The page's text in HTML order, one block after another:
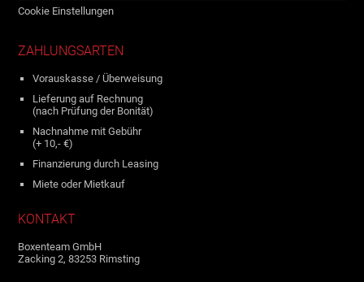
Cookie Einstellungen
ZAHLUNGSARTEN
Vorauskasse / Überweisung
Lieferung auf Rechnung
(nach Prüfung der Bonität)
Nachnahme mit Gebühr
(+ 10,- €)
Finanzierung durch Leasing
Miete oder Mietkauf
KONTAKT
Boxenteam GmbH
Zacking 2, 83253 Rimsting